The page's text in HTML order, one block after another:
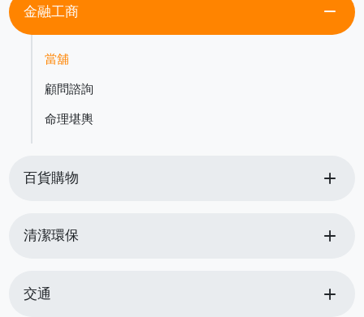
金融工商 remove
當舖
顧問諮詢
命理堪輿
百貨購物 add
清潔環保 add
交通 add